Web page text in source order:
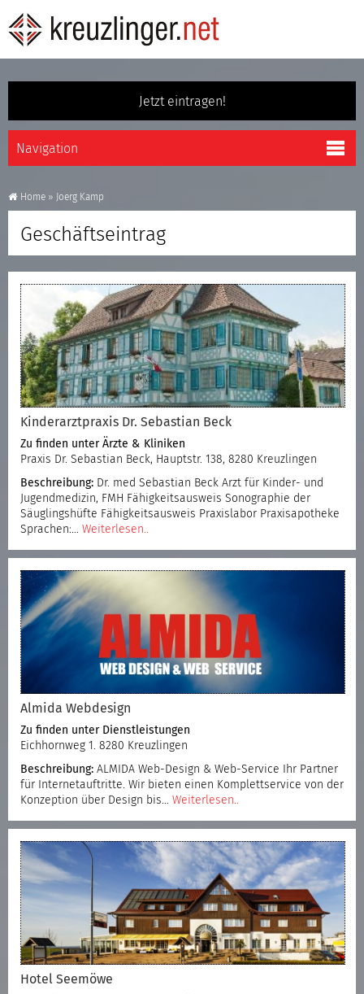
Jetzt eintragen!
Home » Joerg Kamp
Geschäftseintrag
Kinderarztpraxis Dr. Sebastian Beck
Zu finden unter Ärzte & Kliniken
Praxis Dr. Sebastian Beck, Hauptstr. 138, 8280 Kreuzlingen
Beschreibung: Dr. med Sebastian Beck Arzt für Kinder- und
Jugendmedizin, FMH Fähigkeitsausweis Sonographie der
Säuglingshüfte Fähigkeitsausweis Praxislabor Praxisapotheke
Sprachen:… Weiterlesen..
Almida Webdesign
Zu finden unter Dienstleistungen
Eichhornweg 1. 8280 Kreuzlingen
Beschreibung: ALMIDA Web-Design & Web-Service Ihr Partner
für Internetauftritte. Wir bieten einen Komplettservice von der
Konzeption über Design bis… Weiterlesen..
Hotel Seemöwe